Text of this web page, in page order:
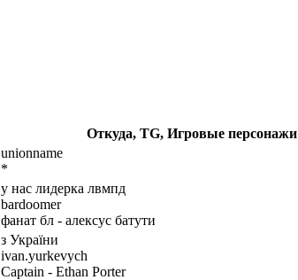
Откуда, TG, Игровые персонажи
unionname
*
у нас лидерка лвмпд
bardoomer
фанат бл - алексус батути
з України
ivan.yurkevych
Captain - Ethan Porter